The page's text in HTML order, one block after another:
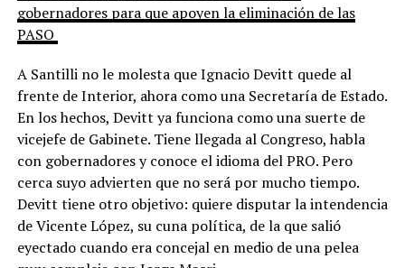
gobernadores para que apoyen la eliminación de las
PASO
A Santilli no le molesta que Ignacio Devitt quede al
frente de Interior, ahora como una Secretaría de Estado.
En los hechos, Devitt ya funciona como una suerte de
vicejefe de Gabinete. Tiene llegada al Congreso, habla
con gobernadores y conoce el idioma del PRO. Pero
cerca suyo advierten que no será por mucho tiempo.
Devitt tiene otro objetivo: quiere disputar la intendencia
de Vicente López, su cuna política, de la que salió
eyectado cuando era concejal en medio de una pelea